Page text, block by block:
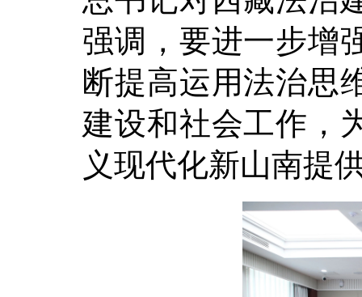
强调，要进一步增
断提高运用法治思
建设和社会工作，
义现代化新山南提